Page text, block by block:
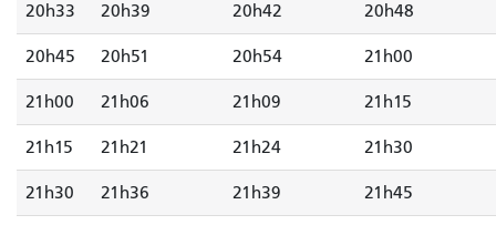
20h33 20h39 20h42 20h48
20h45 20h51 20h54 21h00
21h00 21h06 21h09 21h15
21h15 21h21 21h24 21h30
21h30 21h36 21h39 21h45